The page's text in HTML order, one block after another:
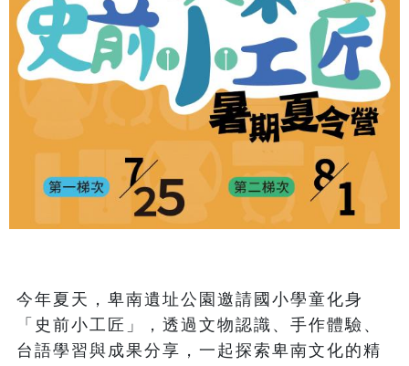
今年夏天，卑南遺址公園邀請國小學童化身
「史前小工匠」，透過文物認識、手作體驗、
台語學習與成果分享，一起探索卑南文化的精